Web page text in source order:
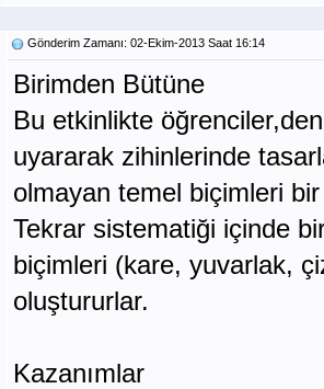
Gönderim Zamanı: 02-Ekim-2013 Saat 16:14
Birimden Bütüne
Bu etkinlikte
uyararak zihinlerinde
olmayan temel biçimleri
Tekrar sistematiği içinde
biçimleri (kare, yuvarlak,
oluştururlar.
Kazanımlar